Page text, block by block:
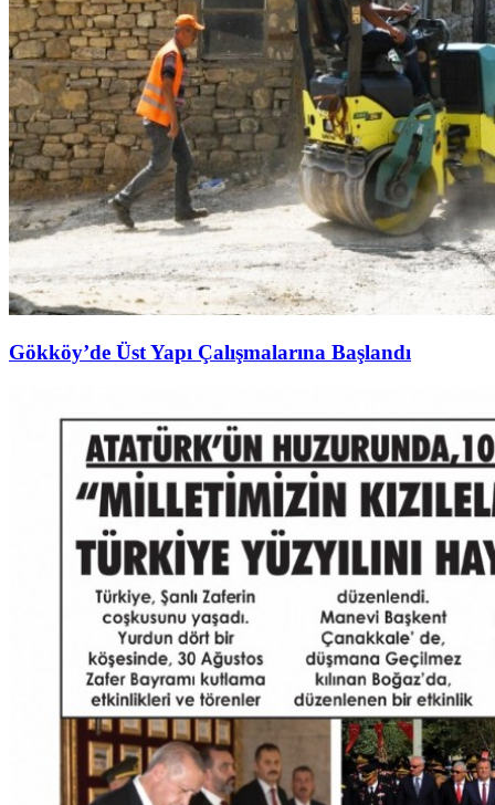
Gökköy’de Üst Yapı Çalışmalarına Başlandı